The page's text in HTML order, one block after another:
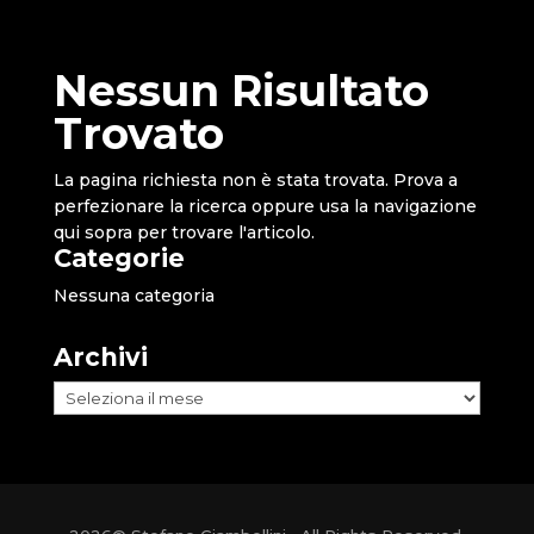
Nessun Risultato
Trovato
La pagina richiesta non è stata trovata. Prova a
perfezionare la ricerca oppure usa la navigazione
qui sopra per trovare l'articolo.
Categorie
Nessuna categoria
Archivi
Archivi